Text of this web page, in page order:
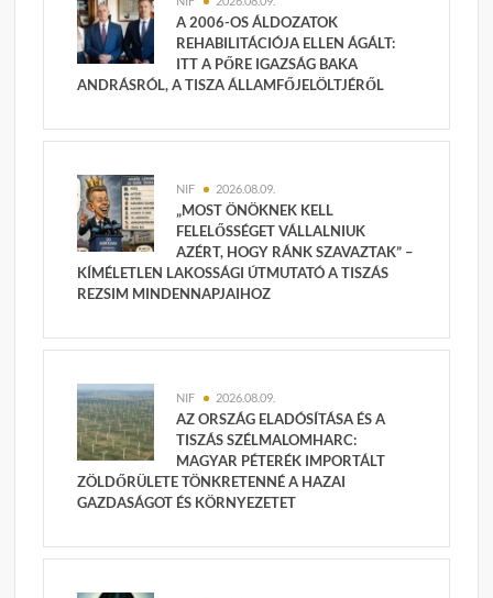
A 2006-OS ÁLDOZATOK
REHABILITÁCIÓJA ELLEN ÁGÁLT:
ITT A PŐRE IGAZSÁG BAKA
ANDRÁSRÓL, A TISZA ÁLLAMFŐJELÖLTJÉRŐL
NIF 2026.08.09.
„MOST ÖNÖKNEK KELL
FELELŐSSÉGET VÁLLALNIUK
AZÉRT, HOGY RÁNK SZAVAZTAK” –
KÍMÉLETLEN LAKOSSÁGI ÚTMUTATÓ A TISZÁS
REZSIM MINDENNAPJAIHOZ
NIF 2026.08.09.
AZ ORSZÁG ELADÓSÍTÁSA ÉS A
TISZÁS SZÉLMALOMHARC:
MAGYAR PÉTERÉK IMPORTÁLT
ZÖLDŐRÜLETE TÖNKRETENNÉ A HAZAI
GAZDASÁGOT ÉS KÖRNYEZETET